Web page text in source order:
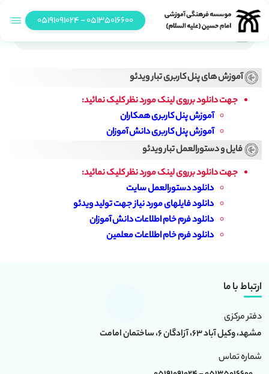
05135016600 - 05191091024
آموزش های پنل کاربری تبار ویدئو
جهت دانلود برروی لینک مورد نظر کلیک نمائید:
آموزش پنل کاربری همکاران
آموزش پنل کاربری دانش آموزان
فایل و دستورالعمل تبار ویدئو
جهت دانلود برروی لینک مورد نظر کلیک نمائید:
دانلود دستورالعمل سایت
دانلود فایلهای مورد نیاز جهت تولید ویدئو
دانلود فرم خام اطلاعات دانش آموزان
دانلود فرم خام اطلاعات معلمین
ارتباط با ما
دفتر مرکزی
مشهد، وکیل آباد 63، آزادگان 6، ساختمان امامت
شماره تماس